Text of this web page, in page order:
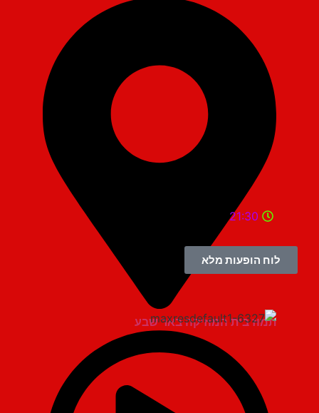
תמוז בית המוזיקה באר שבע
21:30
לוח הופעות מלא